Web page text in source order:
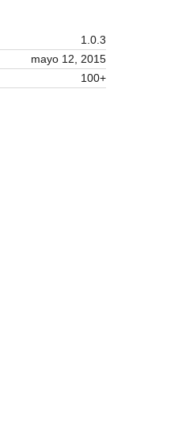
1.0.3
mayo 12, 2015
100+